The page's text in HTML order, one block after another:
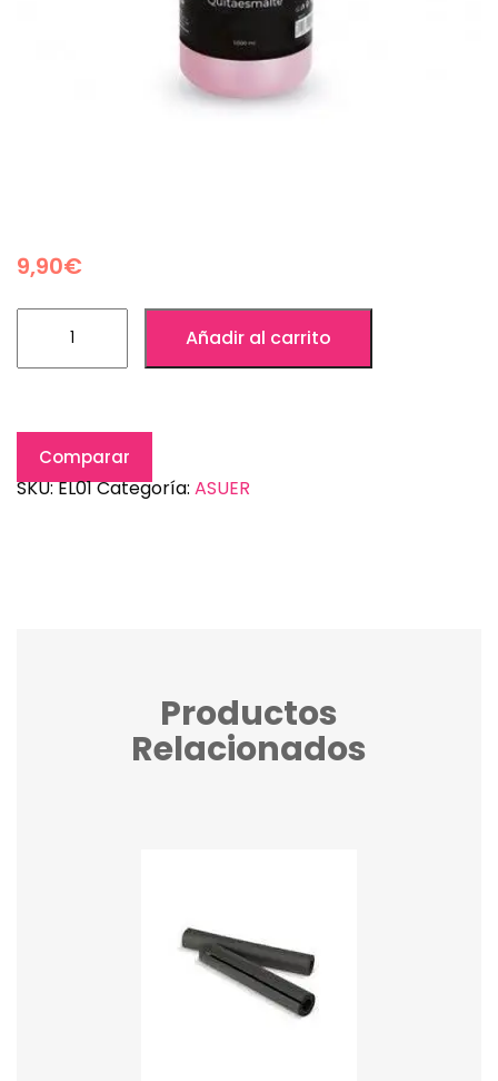
9,90€
Añadir al carrito
Comparar
SKU:EL01Categoría: ASUER
Productos
Relacionados